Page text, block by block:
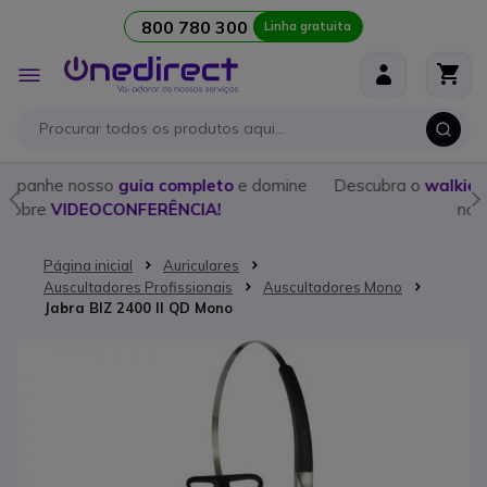
800 780 300 Linha gratuita
Alternar
Nav
Descubra owalkie talkieideal para cada ocasião com o
nossoguia detalhado!
Página inicial
Auriculares
Auscultadores Profissionais
Auscultadores Mono
Jabra BIZ 2400 II QD Mono
Saltar para o final da Galeria de imagens